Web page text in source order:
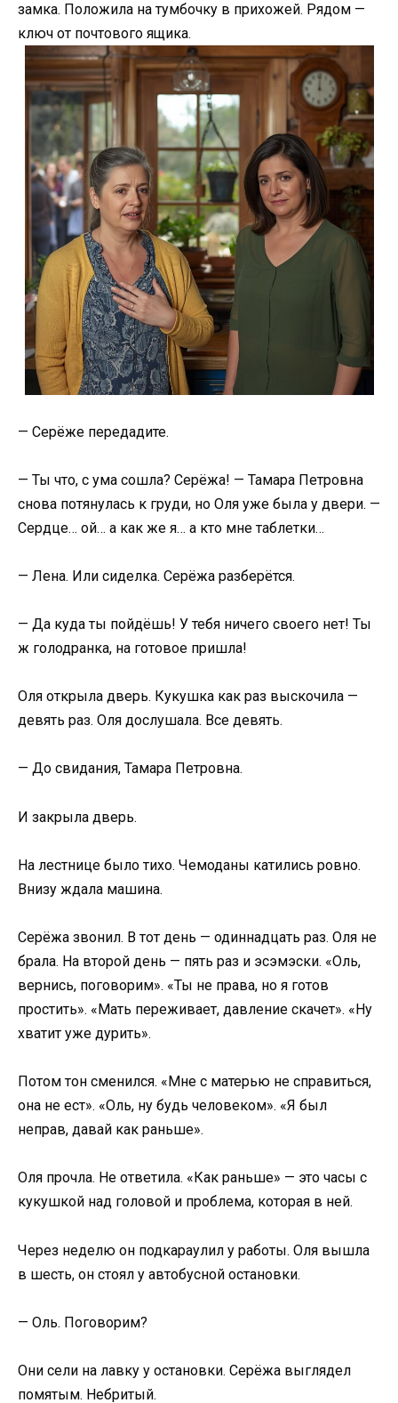
замка. Положила на тумбочку в прихожей. Рядом —
ключ от почтового ящика.
— Серёже передадите.
— Ты что, с ума сошла? Серёжа! — Тамара Петровна
снова потянулась к груди, но Оля уже была у двери. —
Сердце… ой… а как же я… а кто мне таблетки…
— Лена. Или сиделка. Серёжа разберётся.
— Да куда ты пойдёшь! У тебя ничего своего нет! Ты
ж голодранка, на готовое пришла!
Оля открыла дверь. Кукушка как раз выскочила —
девять раз. Оля дослушала. Все девять.
— До свидания, Тамара Петровна.
И закрыла дверь.
На лестнице было тихо. Чемоданы катились ровно.
Внизу ждала машина.
Серёжа звонил. В тот день — одиннадцать раз. Оля не
брала. На второй день — пять раз и эсэмэски. «Оль,
вернись, поговорим». «Ты не права, но я готов
простить». «Мать переживает, давление скачет». «Ну
хватит уже дурить».
Потом тон сменился. «Мне с матерью не справиться,
она не ест». «Оль, ну будь человеком». «Я был
неправ, давай как раньше».
Оля прочла. Не ответила. «Как раньше» — это часы с
кукушкой над головой и проблема, которая в ней.
Через неделю он подкараулил у работы. Оля вышла
в шесть, он стоял у автобусной остановки.
— Оль. Поговорим?
Они сели на лавку у остановки. Серёжа выглядел
помятым. Небритый.